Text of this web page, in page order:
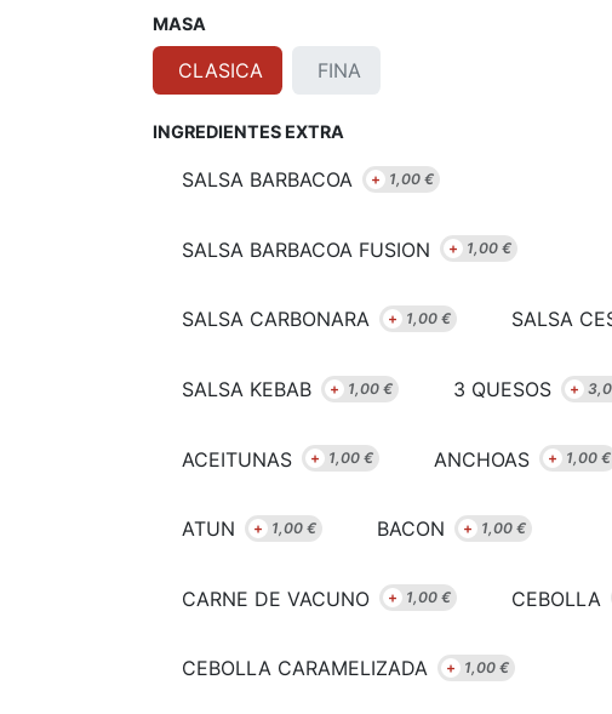
MASA
CLASICA FINA
INGREDIENTES EXTRA
SALSA BARBACOA + 1,00 €
SALSA BARBACOA FUSION + 1,00 €
SALSA CARBONARA + 1,00 € SALSA
SALSA KEBAB + 1,00 € 3 QUESOS +
ACEITUNAS + 1,00 € ANCHOAS + 1,00€
ATUN + 1,00 € BACON + 1,00€
CARNE DE VACUNO + 1,00 € CEBOLLA
CEBOLLA CARAMELIZADA + 1,00 €